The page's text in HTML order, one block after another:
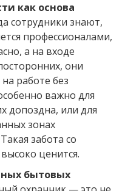
как основа
сотрудники знают,
профессионалами,
а на входе
они
работе без
важно для
допоздна, или для
зонах
забота со
ценится.
бытовых